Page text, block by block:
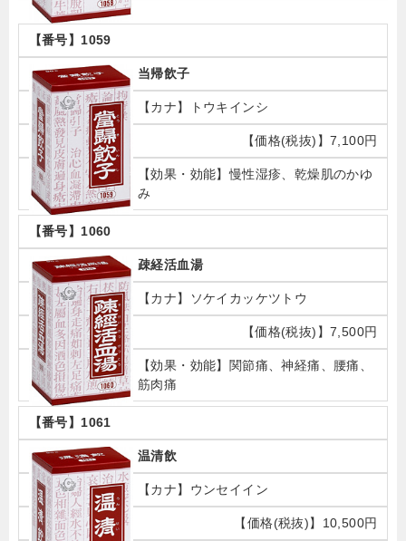
1059
当帰飲子
トウキインシ
7,100円
慢性湿疹、乾燥肌のかゆ
み
1060
疎経活血湯
ソケイカッケツトウ
7,500円
関節痛、神経痛、腰痛、
筋肉痛
1061
温清飲
ウンセイイン
10,500円